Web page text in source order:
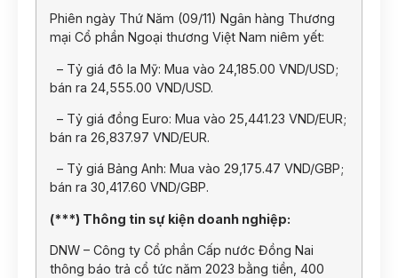
Phiên ngày Thứ Năm (09/11) Ngân hàng Thương
mại Cổ phần Ngoại thương Việt Nam niêm yết:
– Tỷ giá đô la Mỹ: Mua vào 24,185.00 VND/USD;
bán ra 24,555.00 VND/USD.
– Tỷ giá đồng Euro: Mua vào 25,441.23 VND/EUR;
bán ra 26,837.97 VND/EUR.
– Tỷ giá Bảng Anh: Mua vào 29,175.47 VND/GBP;
bán ra 30,417.60 VND/GBP.
(***) Thông tin sự kiện doanh nghiệp:
DNW – Công ty Cổ phần Cấp nước Đồng Nai
thông báo trả cổ tức năm 2023 bằng tiền, 400